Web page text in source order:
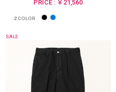
PRICE : ￥21,560
2COLOR
SALE